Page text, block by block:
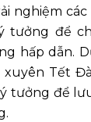
nghiệm
tưởng để
hấp dẫn.
Tết
tưởng để